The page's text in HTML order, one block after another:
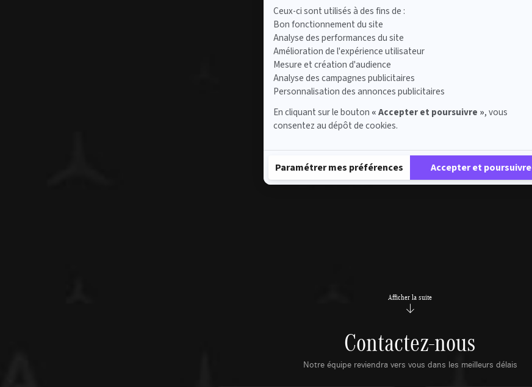
Ceux-ci sont utilisés à des fins de :
Bon fonctionnement du site
Analyse des performances du site
Amélioration de l'expérience utilisateur
Mesure et création d'audience
Analyse des campagnes publicitaires
Personnalisation des annonces publicitaires
En cliquant sur le bouton « Accepter et poursuivre », vous
consentez au dépôt de cookies.
Paramétrer mes préférences Accepter et poursuivre
Afficher la suite
Contactez-nous
Notre équipe reviendra vers vous dans les meilleurs délais